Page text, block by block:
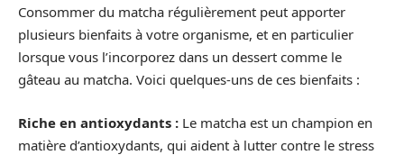
Consommer du matcha régulièrement peut apporter
plusieurs bienfaits à votre organisme, et en particulier
lorsque vous l’incorporez dans un dessert comme le
gâteau au matcha. Voici quelques-uns de ces bienfaits :
Riche en antioxydants : Le matcha est un champion en
matière d’antioxydants, qui aident à lutter contre le stress